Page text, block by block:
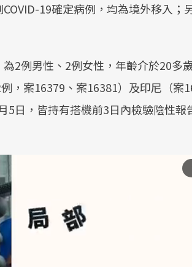
19確定病例，均為境外移入；
2例男性、2例女性，年齡介於20多
，案16379、案16381）及印尼（案
5日，皆持有搭機前3日內檢驗陰性報
關注的核心議題。然而，健
前往專題
前往專題
前往專題